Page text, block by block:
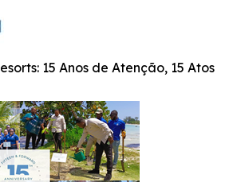
15 Anos de Atenção, 15 Atos